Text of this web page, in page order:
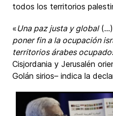
todos los territorios
«Una paz justa y global(…)
poner fin a la ocupación
territorios árabes
Cisjordania y Jerusalén
Golán sirios– indica la